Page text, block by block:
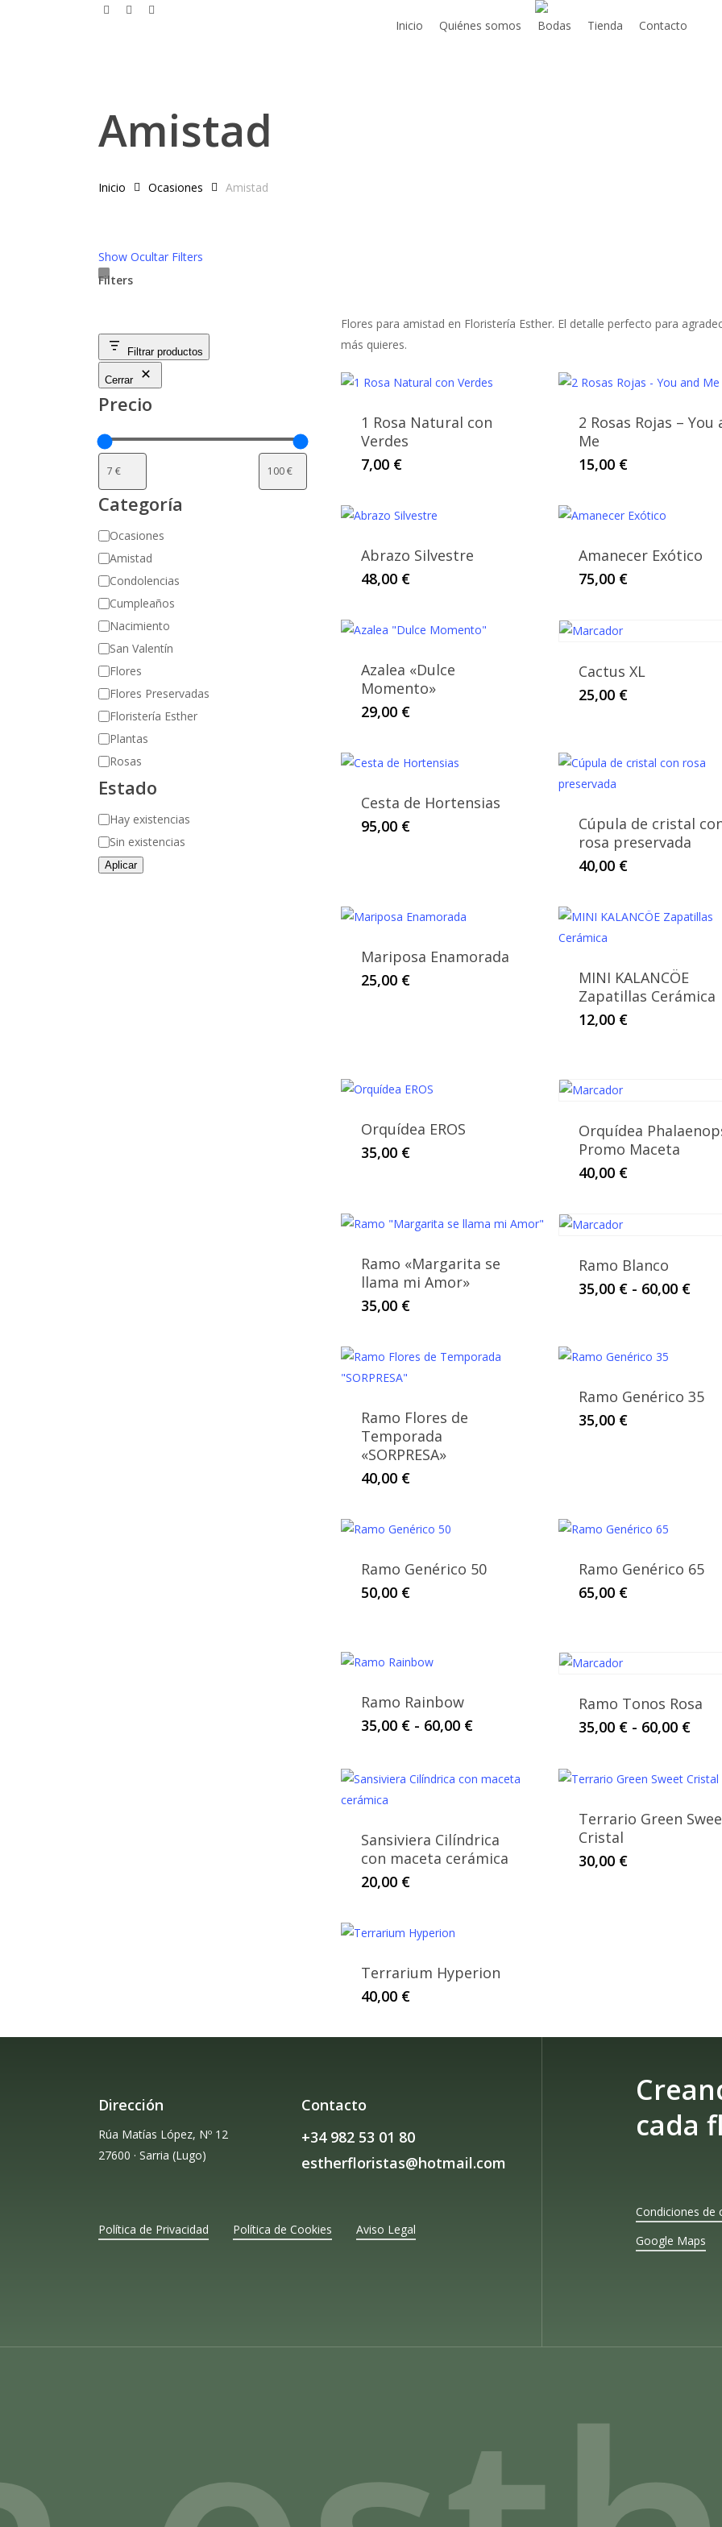
facebook
phoneemail
Inicio Quiénes somos Bodas Tienda Contacto
Amistad
Inicio Ocasiones Amistad
Show Ocultar Filters
Filters
Filters
Filtrar productos
Cerrar
Precio
Categoría
Categoría
Ocasiones
Amistad
Condolencias
Cumpleaños
Nacimiento
San Valentín
Flores
Flores Preservadas
Floristería Esther
Plantas
Rosas
Estado
Disponibilidad
Hay existencias
Sin existencias
Aplicar
Flores para amistad en Floristería Esther. El detalle perfecto para
más quieres.
1 Rosa Natural con
Verdes
7,00 €
2 Rosas Rojas – You
Me
15,00 €
Abrazo Silvestre
48,00 €
Amanecer Exótico
75,00 €
Azalea «Dulce
Momento»
29,00 €
Cactus XL
25,00 €
Cesta de Hortensias
95,00 €
Cúpula de cristal
rosa preservada
40,00 €
Mariposa Enamorada
25,00 €
MINI KALANCÖE
Zapatillas Cerámica
12,00 €
Orquídea EROS
35,00 €
Orquídea
Promo Maceta
40,00 €
Ramo «Margarita se
llama mi Amor»
35,00 €
Ramo Blanco
35,00 € - 60,00 €Este
Las
Ramo Flores de
Temporada
«SORPRESA»
40,00 €
Ramo Genérico 35
35,00 €
Ramo Genérico 50
50,00 €
Ramo Genérico 65
65,00 €
Ramo Rainbow
35,00 € - 60,00 €Rango
desde
60,00 €
Este
múltiples
opciones
se
página
Ramo Tonos Rosa
35,00 € - 60,00 €Este
Las
Sansiviera Cilíndrica
con maceta cerámica
20,00 €
Terrario Green
Cristal
30,00 €
Terrarium Hyperion
40,00 €
Dirección
Rúa Matías López, Nº 12
27600 · Sarria (Lugo)
Contacto
+34 982 53 01 80
estherfloristas@hotmail.com
Política de Privacidad Política de Cookies Aviso Legal
cada
Condiciones de
Google Maps